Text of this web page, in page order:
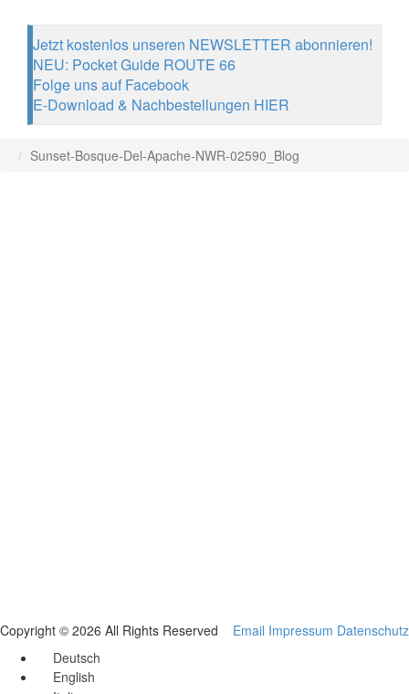
Jetzt kostenlos unseren NEWSLETTER abonnieren!
NEU: Pocket Guide ROUTE 66
Folge uns auf Facebook
E-Download & Nachbestellungen HIER
Sunset-Bosque-Del-Apache-NWR-02590_Blog
Copyright © 2026 All Rights Reserved Email Impressum Datenschutz
Deutsch
English